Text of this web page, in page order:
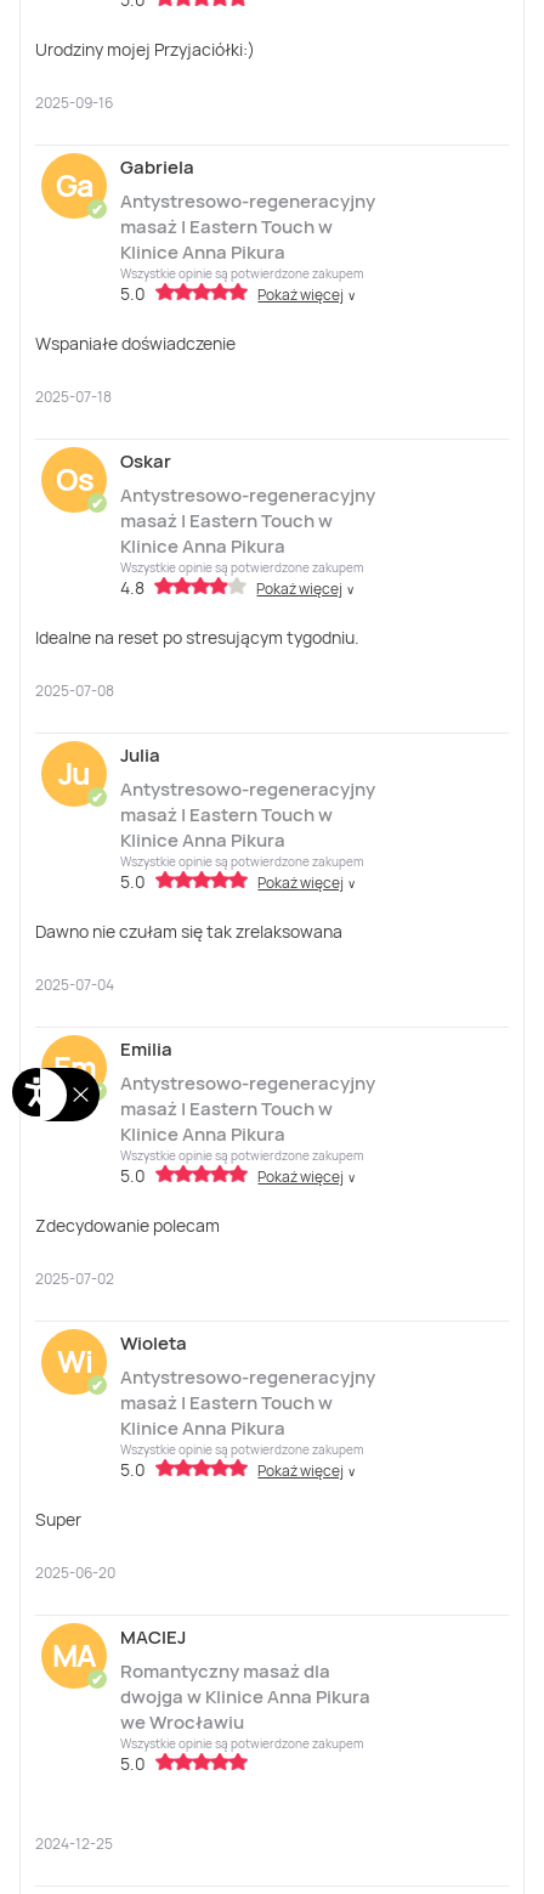
Urodziny mojej Przyjaciółki:)
2025-09-16
Ga
✔
Gabriela
Antystresowo-regeneracyjny
masaż | Eastern Touch w
Klinice Anna Pikura
Wszystkie opinie są potwierdzone zakupem
5.0 Pokaż więcej ∨
Wspaniałe doświadczenie
2025-07-18
Os
✔
Oskar
Antystresowo-regeneracyjny
masaż | Eastern Touch w
Klinice Anna Pikura
Wszystkie opinie są potwierdzone zakupem
4.8 Pokaż więcej ∨
Idealne na reset po stresującym tygodniu.
2025-07-08
Ju
✔
Julia
Antystresowo-regeneracyjny
masaż | Eastern Touch w
Klinice Anna Pikura
Wszystkie opinie są potwierdzone zakupem
5.0 Pokaż więcej ∨
Dawno nie czułam się tak zrelaksowana
2025-07-04
Em
✔
Emilia
Antystresowo-regeneracyjny
masaż | Eastern Touch w
Klinice Anna Pikura
Wszystkie opinie są potwierdzone zakupem
5.0 Pokaż więcej ∨
Zdecydowanie polecam
2025-07-02
Wi
✔
Wioleta
Antystresowo-regeneracyjny
masaż | Eastern Touch w
Klinice Anna Pikura
Wszystkie opinie są potwierdzone zakupem
5.0 Pokaż więcej ∨
Super
2025-06-20
MA
✔
MACIEJ
Romantyczny masaż dla
dwojga w Klinice Anna Pikura
we Wrocławiu
Wszystkie opinie są potwierdzone zakupem
5.0
2024-12-25